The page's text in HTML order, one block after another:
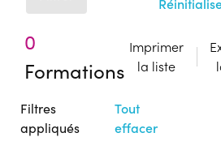
0
Formations
Imprimer
la liste
Filtres
appliqués
Tout
effacer